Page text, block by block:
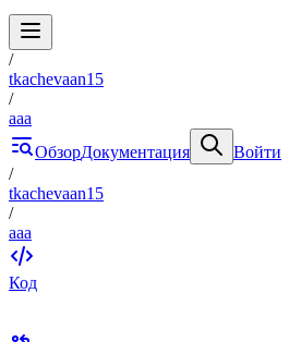
/
tkachevaan15
/
aaa
ОбзорДокументация
Войти
/
tkachevaan15
/
aaa
Код